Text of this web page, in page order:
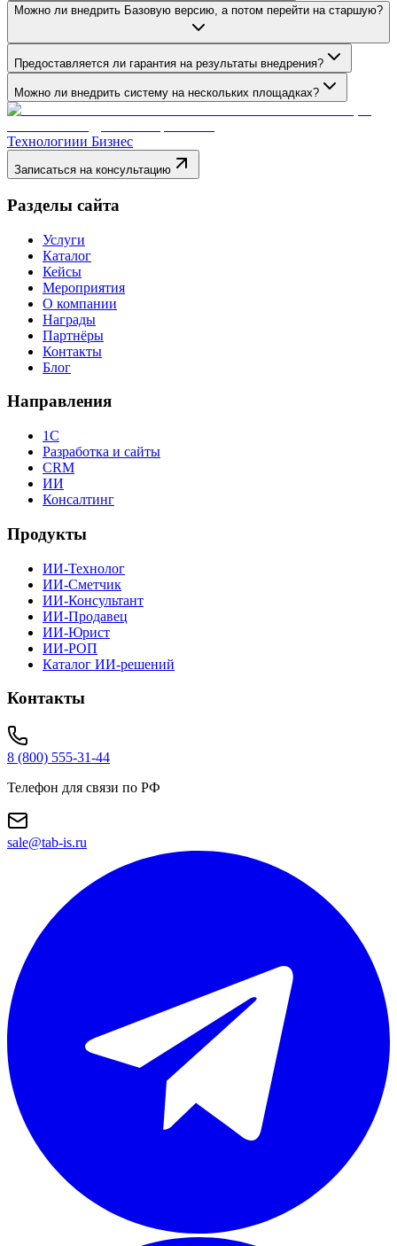
Можно ли внедрить Базовую версию, а потом перейти на старшую?
Предоставляется ли гарантия на результаты внедрения?
Можно ли внедрить систему на нескольких площадках?
Технологиии Бизнес
Записаться на консультацию
Разделы сайта
Услуги
Каталог
Кейсы
Мероприятия
О компании
Награды
Партнёры
Контакты
Блог
Направления
1С
Разработка и сайты
CRM
ИИ
Консалтинг
Продукты
ИИ-Технолог
ИИ-Сметчик
ИИ-Консультант
ИИ-Продавец
ИИ-Юрист
ИИ-РОП
Каталог ИИ-решений
Контакты
8 (800) 555-31-44
Телефон для связи по РФ
sale@tab-is.ru